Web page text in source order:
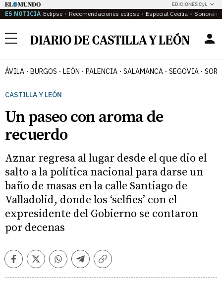
EDICIONES CyL
ES NOTICIA Eclipse Recomendaciones eclipse Especial Cecilia
Menú
ÁVILA BURGOS LEÓN PALENCIA SALAMANCA SEGOVIA
CASTILLA Y LEÓN
Un paseo con aroma de
recuerdo
Aznar regresa al lugar desde el que dio el
salto a la política nacional para darse un
baño de masas en la calle Santiago de
Valladolid, donde los ‘selfies’ con el
expresidente del Gobierno se contaron
por decenas
FacebookTwitterWhatsappTelegramCopiar